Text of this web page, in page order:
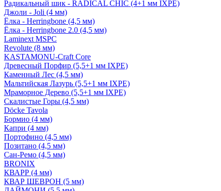
Радикальный шик - RADICAL CHIC (4+1 мм IXPE)
Джоли - Joli (4 мм)
Ёлка - Herringbone (4,5 мм)
Ёлка - Herringbone 2.0 (4,5 мм)
Laminext MSPC
Revolute (8 мм)
KASTAMONU-Craft Core
Древесный Порфир (5,5+1 мм IXPE)
Каменный Лес (4,5 мм)
Мальтийская Лазурь (5,5+1 мм IXPE)
Мраморное Дерево (5,5+1 мм IXPE)
Скалистые Горы (4,5 мм)
Döcke Tavola
Бормио (4 мм)
Капри (4 мм)
Портофино (4,5 мм)
Позитано (4,5 мм)
Сан-Ремо (4,5 мм)
BRONIX
КВАРР (4 мм)
КВАР ШЕВРОН (5 мм)